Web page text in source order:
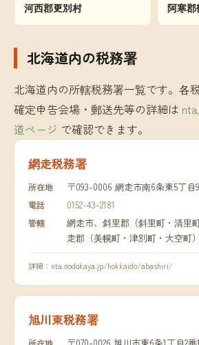
河西郡更別村 阿寒
北海道内の税務署
北海道内の所轄税務署一覧です。各
確定申告会場・郵送先等の詳細は
道ページ で確認できます。
網走税務署
所在地 〒093-0006 網走市南6条東5丁目
電話 0152-43-2181
管轄
網走市、斜里郡（斜里町・清里
走郡（美幌町・津別町・大空町）
詳細： nta.nodokaya.jp/hokkaido/abashiri/
旭川東税務署
所在地